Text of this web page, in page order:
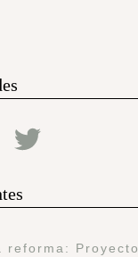
reforma: Proyecto